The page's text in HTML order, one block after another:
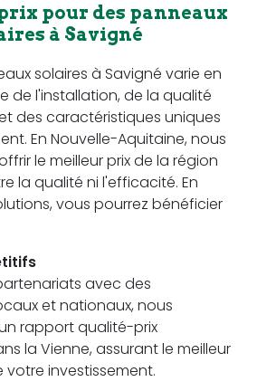
pour des panneaux
à Savigné
solaires à Savigné varie en
de l'installation, de la qualité
des caractéristiques uniques
En Nouvelle-Aquitaine, nous
le meilleur prix de la région
la qualité ni l'efficacité. En
vous pourrez bénéficier
avec des
et nationaux, nous
rapport qualité-prix
la Vienne, assurant le meilleur
investissement.